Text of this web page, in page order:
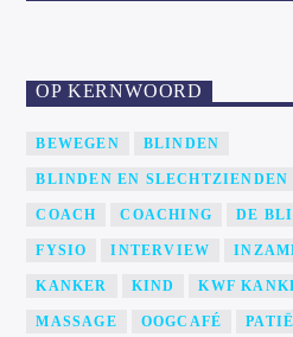
OP KERNWOORD
BEWEGEN BLINDEN
BLINDEN EN SLECHTZIENDEN
COACH COACHING DE
FYSIO INTERVIEW
KANKER KIND KWF
MASSAGE OOGCAFÉ